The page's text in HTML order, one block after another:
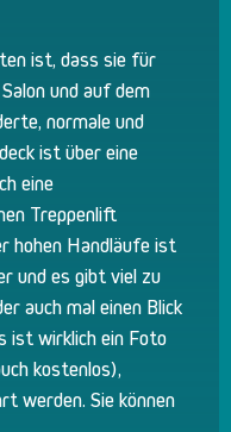
ist, dass sie für
und auf dem
normale und
ist über eine
eine
Treppenlift
hohen Handläufe ist
und es gibt viel zu
auch mal einen Blick
ist wirklich ein Foto
kostenlos),
werden. Sie können